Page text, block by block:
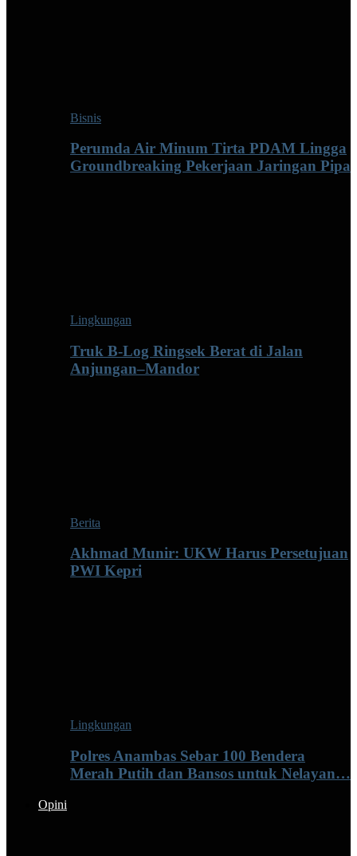
Bisnis
Perumda Air Minum Tirta PDAM Lingga
Groundbreaking Pekerjaan Jaringan Pipa
Lingkungan
Truk B-Log Ringsek Berat di Jalan
Anjungan–Mandor
Berita
Akhmad Munir: UKW Harus Persetujuan
PWI Kepri
Lingkungan
Polres Anambas Sebar 100 Bendera
Merah Putih dan Bansos untuk Nelayan…
Opini